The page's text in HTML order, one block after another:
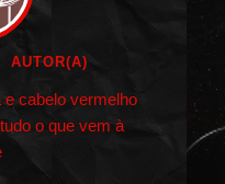
AUTOR(A)
e cabelo vermelho
o que vem à